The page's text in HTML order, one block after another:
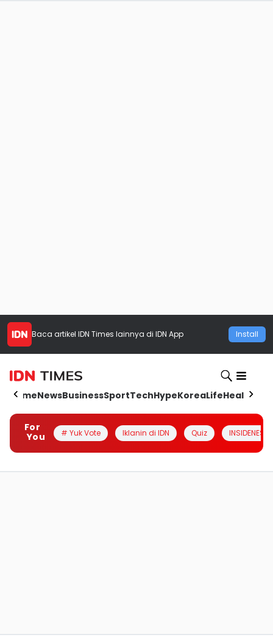
Baca artikel IDN Times lainnya di IDN App Install
HomeNewsBusinessSportTechHypeKoreaLifeHealth
For
You
# Yuk Vote Iklanin di IDN Quiz INSIDENESIA